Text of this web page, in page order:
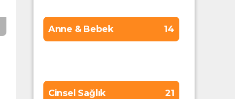
Anne & Bebek 14
Cinsel Sağlık 21